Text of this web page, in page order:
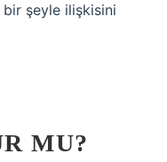
şeyle ilişkisini
MU?